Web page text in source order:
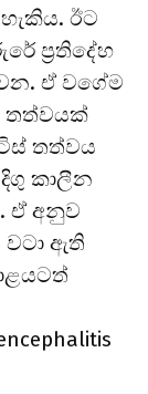
ඊට
ප්‍රතිදේහ
ඒ වගේම
තත්වයක්
තත්වය
කාලීන
ඒ අනුව
ඇති